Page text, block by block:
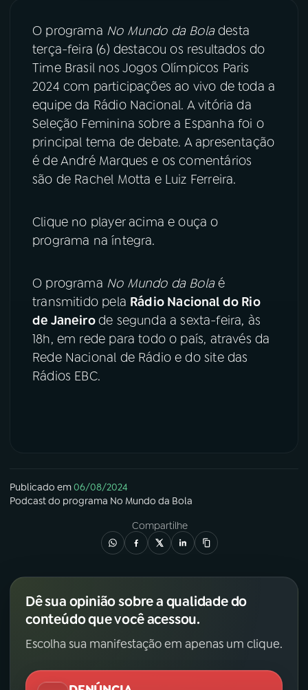
08FESTIVAL DE MÚSICA
ACOMPANHE A RÁDIO NACIONAL
YouTube Facebook
Instagram X
O programa No Mundo da Boladesta
terça-feira (6) destacou os resultados do
Time Brasil nos Jogos Olímpicos Paris
2024 com participações ao vivo de toda a
equipe da Rádio Nacional. A vitória da
Seleção Feminina sobre a Espanha foi o
principal tema de debate. A apresentação
é de André Marques e os comentários
são de Rachel Motta e Luiz Ferreira.
Clique no player acima e ouça o
programa na íntegra.
O programa No Mundo da Bolaé
transmitido pela Rádio Nacional do Rio
de Janeirode segunda a sexta-feira, às
18h, em rede para todo o país, através da
Rede Nacional de Rádio e do site das
Rádios EBC.
Publicado em06/08/2024
Podcastdo programa No Mundo da Bola
Compartilhe
Dê sua opinião sobre a qualidade do
conteúdo que você acessou.
Escolha sua manifestação em apenas um clique.